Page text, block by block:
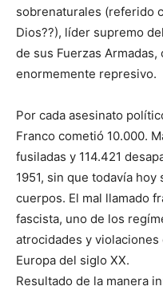
sobrenaturales (referido
Dios??), líder supremo
de sus Fuerzas
enormemente represivo.
Por cada asesinato
Franco cometió 10.000.
fusiladas y 114.421
1951, sin que todavía
cuerpos. El mal llamado
fascista, uno de los
atrocidades y
Europa del siglo XX.
Resultado de la manera